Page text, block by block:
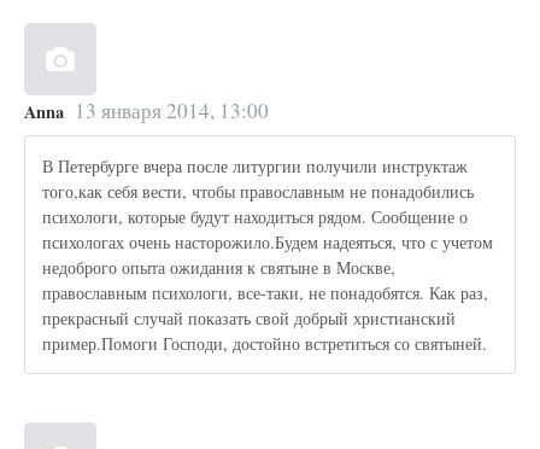
Anna 13 января 2014, 13:00
В Петербурге вчера после литургии получили инструктаж
того,как себя вести, чтобы православным не понадобились
психологи, которые будут находиться рядом. Сообщение о
психологах очень насторожило.Будем надеяться, что с учетом
недоброго опыта ожидания к святыне в Москве,
православным психологи, все-таки, не понадобятся. Как раз,
прекрасный случай показать свой добрый христианский
пример.Помоги Господи, достойно встретиться со святыней.